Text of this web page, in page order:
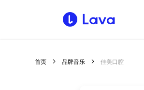
首页 品牌音乐 佳美口腔